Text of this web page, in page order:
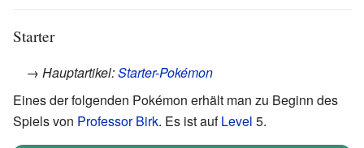
Starter
→ Hauptartikel:Starter-Pokémon
Eines der folgenden Pokémon erhält man zu Beginn des
Spiels von Professor Birk. Es ist aufLevel 5.